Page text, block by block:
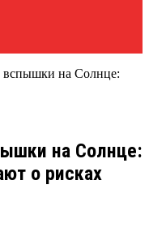
вспышки на Солнце:
на Солнце:
о рисках